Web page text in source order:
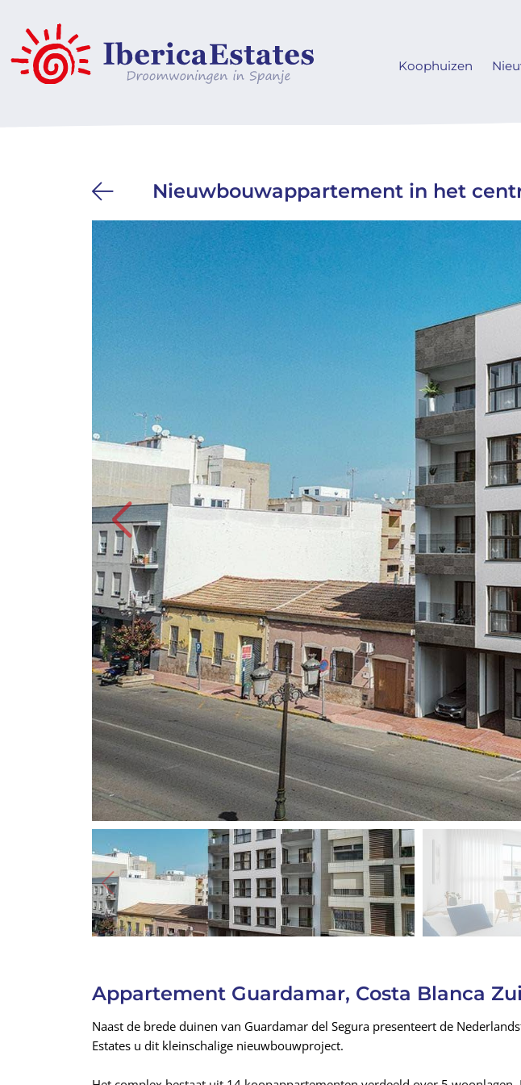
Koophuizen
Nieuwbouwappartement in het
Appartement Guardamar, Costa Blanca
Naast de brede duinen van Guardamar del Segura presenteert de
Estates u dit kleinschalige nieuwbouwproject.